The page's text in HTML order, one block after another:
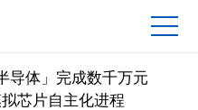
导体」完成数千万元
芯片自主化进程